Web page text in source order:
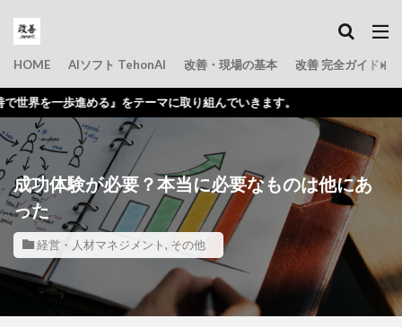
HOME AIソフト TehonAI 改善・現場の基本 改善 完全ガイド
をテーマに取り組んでいきます。
成功体験が必要？本当に必要なものは他にあ
った
経営・人材マネジメント, その他